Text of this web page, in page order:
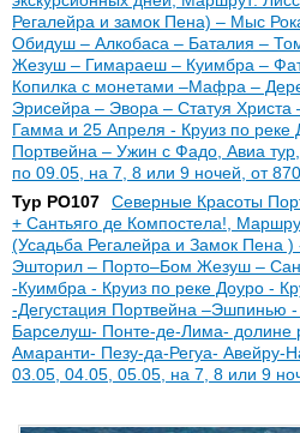
Регалейра и замок Пена) – Мыс
Обидуш – Алкобаса – Баталия –
Жезуш – Гимараеш – Куимбра –
Копилка с монетами –Мафра –
Эрисейра – Эвора – Статуя
Гамма и 25 Апреля - Круиз по реке
Портвейна – Ужин с Фадо, Авиа
по 09.05, на 7, 8 или 9 ночей, от
Тур PO107
Северные Красоты
+ Сантьяго де Компостела!,
(Усадьба Регалейра и Замок Пена
Эшторил – Порто–Бом Жезуш –
-Куимбра - Круиз по реке Доуро -
-Дегустация Портвейна –Эшпинью
Барселуш- Понте-де-Лима- долине
Амаранти- Пезу-да-Регуа- Авейру-
03.05, 04.05, 05.05, на 7, 8 или 9